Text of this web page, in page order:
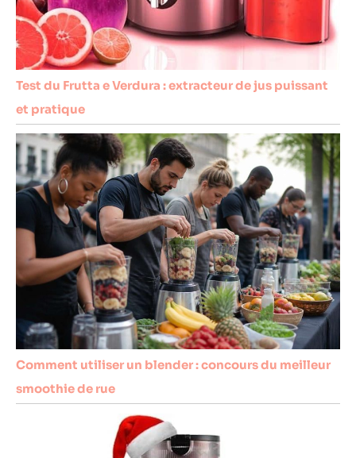
Test du Frutta e Verdura : extracteur de jus puissant
et pratique
Comment utiliser un blender : concours du meilleur
smoothie de rue